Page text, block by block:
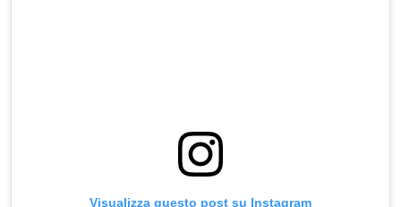
Visualizza questo post su Instagram